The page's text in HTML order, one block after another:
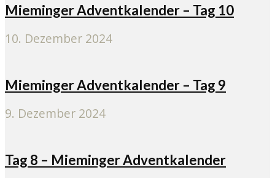
Mieminger Adventkalender – Tag 10
10. Dezember 2024
Mieminger Adventkalender – Tag 9
9. Dezember 2024
Tag 8 – Mieminger Adventkalender